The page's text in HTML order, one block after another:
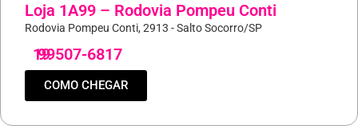
Loja 1A99 – Rodovia Pompeu Conti
Rodovia Pompeu Conti, 2913 - Salto Socorro/SP
19
99507-6817
COMO CHEGAR